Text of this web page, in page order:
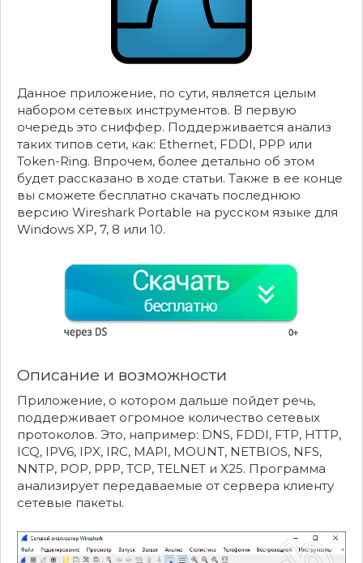
Данное приложение, по сути, является целым
набором сетевых инструментов. В первую
очередь это сниффер. Поддерживается анализ
таких типов сети, как: Ethernet, FDDI, PPP или
Token-Ring. Впрочем, более детально об этом
будет рассказано в ходе статьи. Также в ее конце
вы сможете бесплатно скачать последнюю
версию Wireshark Portable на русском языке для
Windows XP, 7, 8 или 10.
Описание и возможности
Приложение, о котором дальше пойдет речь,
поддерживает огромное количество сетевых
протоколов. Это, например: DNS, FDDI, FTP, HTTP,
ICQ, IPV6, IPX, IRC, MAPI, MOUNT, NETBIOS, NFS,
NNTP, POP, PPP, TCP, TELNET и X25. Программа
анализирует передаваемые от сервера клиенту
сетевые пакеты.